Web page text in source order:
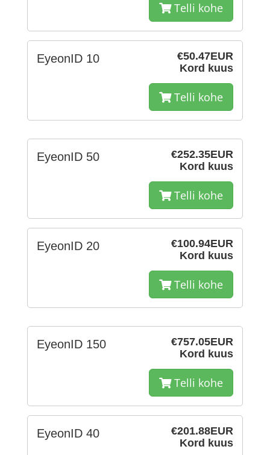
Telli kohe
€50.47EUR
Kord kuus
EyeonID 10
Telli kohe
€252.35EUR
Kord kuus
EyeonID 50
Telli kohe
€100.94EUR
Kord kuus
EyeonID 20
Telli kohe
€757.05EUR
Kord kuus
EyeonID 150
Telli kohe
€201.88EUR
Kord kuus
EyeonID 40